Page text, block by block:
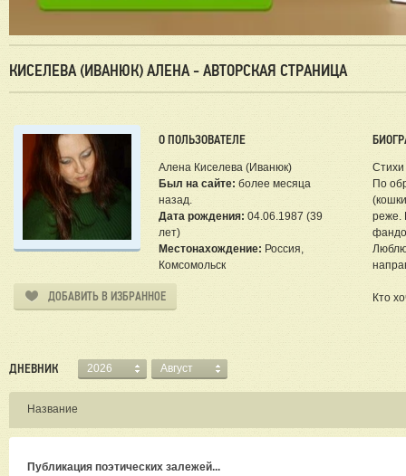
КИСЕЛЕВА (ИВАНЮК) АЛЕНА - АВТОРСКАЯ СТРАНИЦА
О ПОЛЬЗОВАТЕЛЕ
Алена Киселева (Иванюк)
Был на сайте: более месяца
назад.
Дата рождения: 04.06.1987 (39
лет)
Местонахождение: Россия,
Комсомольск
ДОБАВИТЬ В ИЗБРАННОЕ
Стихи
По
реже.
Люблю
Кто
ДНЕВНИК 2026 Август
Название
Публикация поэтических залежей...